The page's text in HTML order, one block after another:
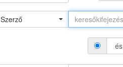
Szerző
és